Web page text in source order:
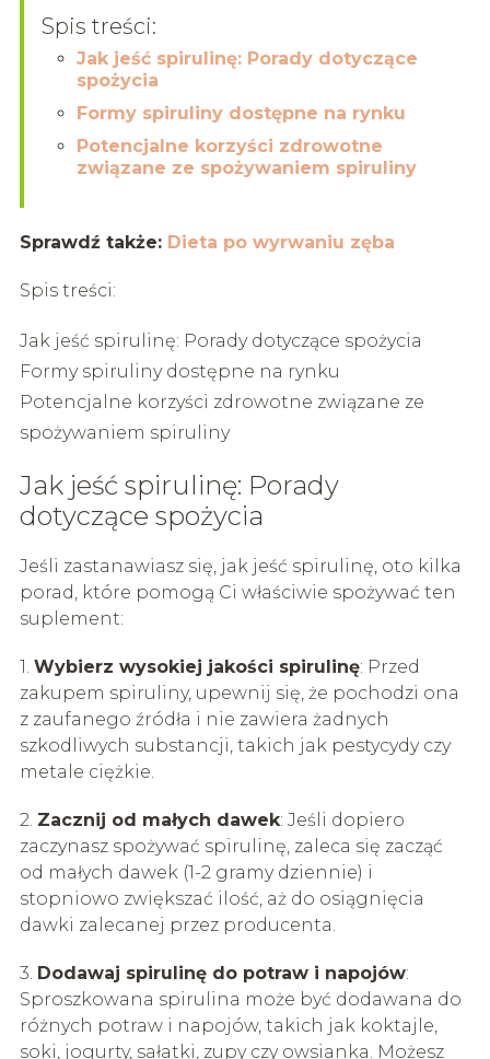
Spis treści:
Jak jeść spirulinę: Porady dotyczące
spożycia
Formy spiruliny dostępne na rynku
Potencjalne korzyści zdrowotne
związane ze spożywaniem spiruliny
Sprawdź także: Dieta po wyrwaniu zęba
Spis treści:
Jak jeść spirulinę: Porady dotyczące spożycia
Formy spiruliny dostępne na rynku
Potencjalne korzyści zdrowotne związane ze
spożywaniem spiruliny
Jak jeść spirulinę: Porady
dotyczące spożycia
Jeśli zastanawiasz się, jak jeść spirulinę, oto kilka
porad, które pomogą Ci właściwie spożywać ten
suplement:
1. Wybierz wysokiej jakości spirulinę: Przed
zakupem spiruliny, upewnij się, że pochodzi ona
z zaufanego źródła i nie zawiera żadnych
szkodliwych substancji, takich jak pestycydy czy
metale ciężkie.
2. Zacznij od małych dawek: Jeśli dopiero
zaczynasz spożywać spirulinę, zaleca się zacząć
od małych dawek (1-2 gramy dziennie) i
stopniowo zwiększać ilość, aż do osiągnięcia
dawki zalecanej przez producenta.
3. Dodawaj spirulinę do potraw i napojów:
Sproszkowana spirulina może być dodawana do
różnych potraw i napojów, takich jak koktajle,
soki, jogurty, sałatki, zupy czy owsianka. Możesz